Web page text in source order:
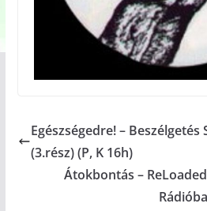
Egészségedre! –
(3.rész) (P, K 16h)
Átokbontás –